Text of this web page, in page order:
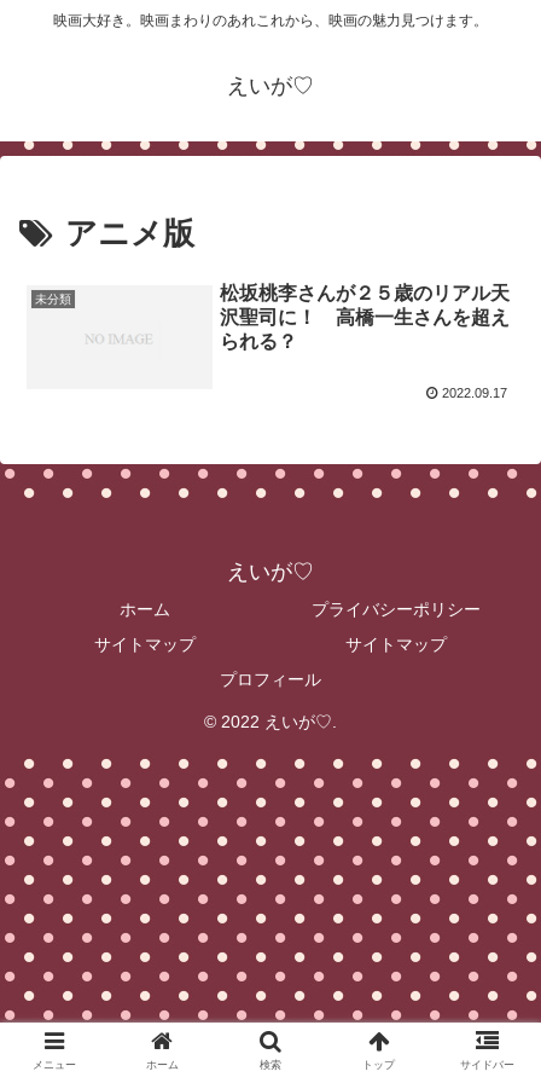
映画大好き。映画まわりのあれこれから、映画の魅力見つけます。
えいが♡
アニメ版
未分類
松坂桃李さんが２５歳のリアル天
沢聖司に！ 高橋一生さんを超え
られる？
2022.09.17
えいが♡
ホーム
プライバシーポリシー
サイトマップ
サイトマップ
プロフィール
© 2022 えいが♡.
メニュー ホーム 検索 トップ サイドバー